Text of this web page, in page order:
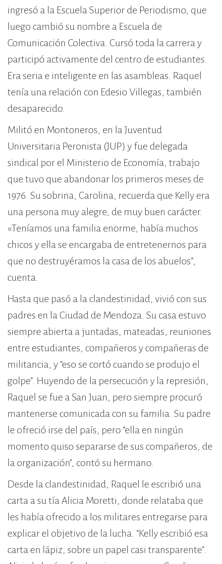
ingresó a la Escuela Superior de Periodismo, que
luego cambió su nombre a Escuela de
Comunicación Colectiva. Cursó toda la carrera y
participó activamente del centro de estudiantes.
Era seria e inteligente en las asambleas. Raquel
tenía una relación con Edesio Villegas, también
desaparecido.
Militó en Montoneros, en la Juventud
Universitaria Peronista (JUP) y fue delegada
sindical por el Ministerio de Economía, trabajo
que tuvo que abandonar los primeros meses de
1976. Su sobrina, Carolina, recuerda que Kelly era
una persona muy alegre, de muy buen carácter.
«Teníamos una familia enorme, había muchos
chicos y ella se encargaba de entretenernos para
que no destruyéramos la casa de los abuelos”,
cuenta.
Hasta que pasó a la clandestinidad, vivió con sus
padres en la Ciudad de Mendoza. Su casa estuvo
siempre abierta a juntadas, mateadas, reuniones
entre estudiantes, compañeros y compañeras de
militancia, y “eso se cortó cuando se produjo el
golpe”. Huyendo de la persecución y la represión,
Raquel se fue a San Juan, pero siempre procuró
mantenerse comunicada con su familia. Su padre
le ofreció irse del país, pero “ella en ningún
momento quiso separarse de sus compañeros, de
la organización”, contó su hermano.
Desde la clandestinidad, Raquel le escribió una
carta a su tía Alicia Moretti, donde relataba que
les había ofrecido a los militares entregarse para
explicar el objetivo de la lucha. “Kelly escribió esa
carta en lápiz, sobre un papel casi transparente”.